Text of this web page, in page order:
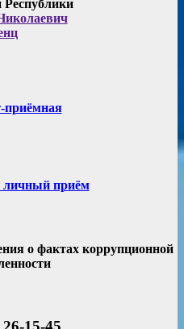
приёмная
личный приём
о фактах коррупционной